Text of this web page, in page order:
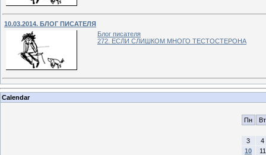
10.03.2014. БЛОГ ПИСАТЕЛЯ
Блог писателя
272. ЕСЛИ СЛИШКОМ МНОГО ТЕСТОСТЕРОНА
Calendar
Пн Вт
3
4
10
11